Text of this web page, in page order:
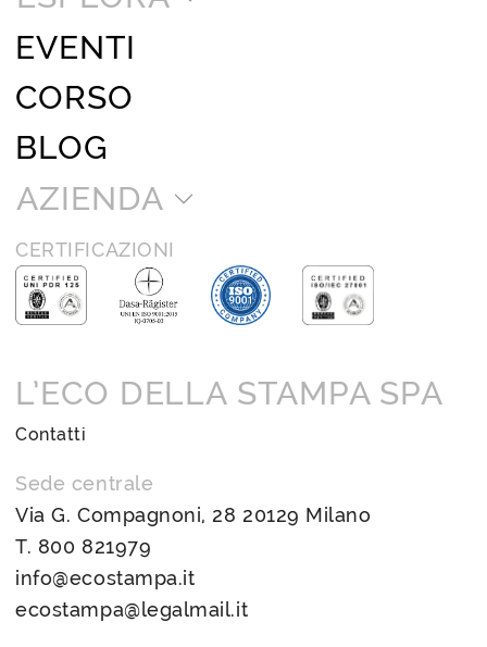
EVENTI
CORSO
BLOG
AZIENDA
CERTIFICAZIONI
L’ECO DELLA STAMPA SPA
Contatti
Sede centrale
Via G. Compagnoni, 28 20129 Milano
T. 800 821979
info@ecostampa.it
ecostampa@legalmail.it